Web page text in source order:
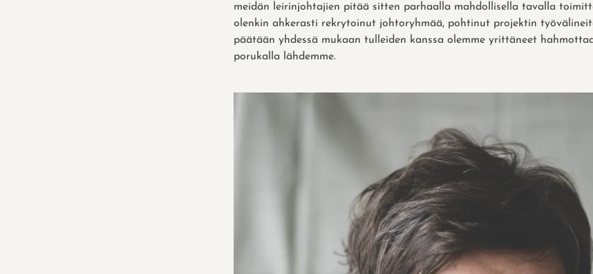
meidän leirinjohtajien pitää sitten parhaalla mahdollisella tavalla
olenkin ahkerasti rekrytoinut johtoryhmää, pohtinut projektin
päätään yhdessä mukaan tulleiden kanssa olemme yrittäneet
porukalla lähdemme.